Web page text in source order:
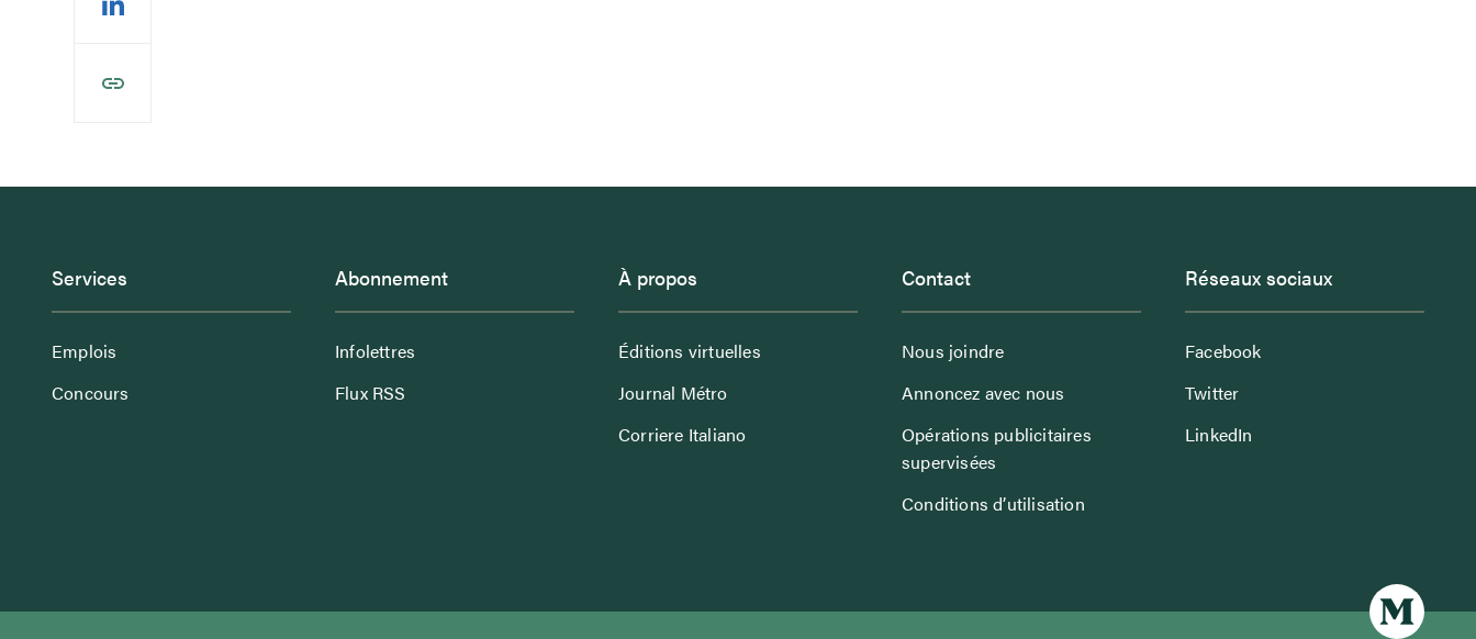
Services
Emplois
Concours
Abonnement
Infolettres
Flux RSS
À propos
Éditions virtuelles
Journal Métro
Corriere Italiano
Contact
Nous joindre
Annoncez avec nous
Opérations publicitaires
supervisées
Conditions d’utilisation
Réseaux sociaux
Facebook
Twitter
LinkedIn